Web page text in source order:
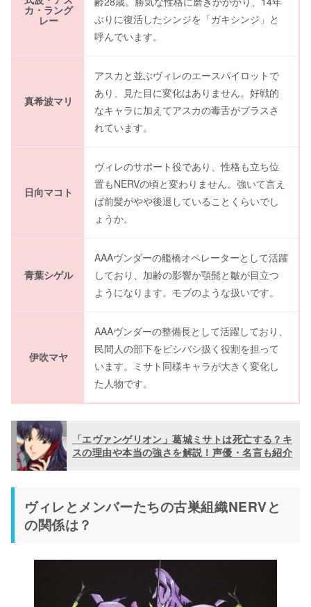
カ・ラング
レー
ぶりに復活したシンジを「ガキシンジ」と
呼んでいます。
真希波マリ
アスカと並ぶヴィレのエースパイロットで
あり、見た目に変化はありません。好戦的
なキャラに加えてアスカの毒舌がプラスさ
れています。
日向マコト
ヴィレのサポート役であり、性格も立ち位
置もNERVの頃と変わりません。強いて言え
ば前髪がやや後退していることくらいでし
ょうか。
青葉シゲル
AAAヴンダーの艦橋オペレーターとして活躍
しており、加齢の影響か顎髭と皺が目立つ
ようになります。モブのような扱いです。
伊吹マヤ
AAAヴンダーの整備長として活躍しており、
民間人の部下をビシバシ扱く役割を担って
います。ミサト同様キャラが大きく変化し
た人物です。
「エヴァンゲリオン」葛城ミサトは死亡する？キ
スの理由や本当の強さを解説！声優・名言も紹介
ヴィレとメンバーたちの古巣組織NERVと
の関係は？